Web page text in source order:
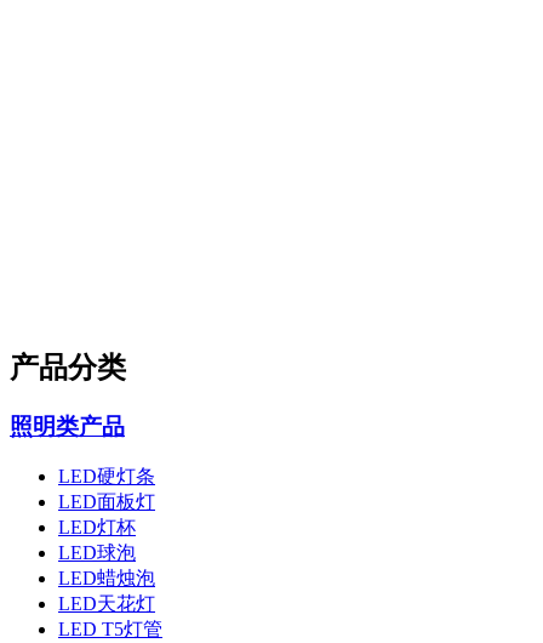
产品分类
照明类产品
LED硬灯条
LED面板灯
LED灯杯
LED球泡
LED蜡烛泡
LED天花灯
LED T5灯管